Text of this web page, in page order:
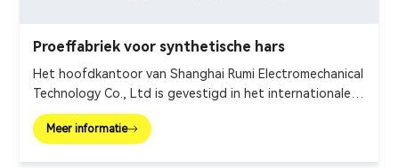
Proeffabriek voor synthetische hars
Het hoofdkantoor van Shanghai Rumi Electromechanical
Technology Co., Ltd is gevestigd in het internationale
financiële centrum – Shanghai. Wij richten ons op het
leveren van productieapparatuur en integrale
Meer informatie